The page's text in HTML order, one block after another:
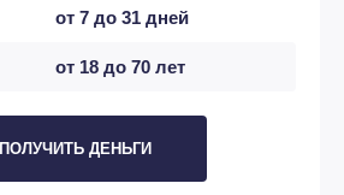
от 7 до 31 дней
от 18 до 70 лет
ПОЛУЧИТЬ ДЕНЬГИ